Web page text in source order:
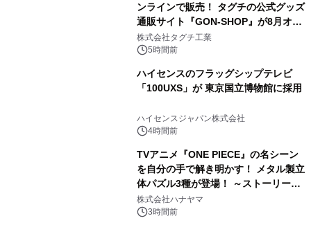
ンラインで販売！ タグチの公式グッズ
通販サイト『GON-SHOP』が8月オー
プン
株式会社タグチ工業
5時間前
ハイセンスのフラッグシップテレビ
「100UXS」が 東京国立博物館に採用
ハイセンスジャパン株式会社
4時間前
TVアニメ『ONE PIECE』の名シーン
を自分の手で解き明かす！ メタル製立
体パズル3種が登場！ ～ストーリーと
ギミックが融合した 大人の体験型パズ
ルが8月7日(金)12時より先行予約受付
株式会社ハナヤマ
3時間前